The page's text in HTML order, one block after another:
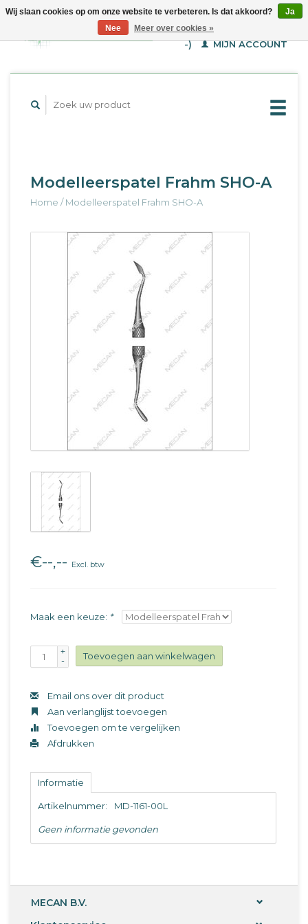
WINKELWAGEN (€--,-
-)
MIJN ACCOUNT
Modelleerspatel Frahm SHO-A
Home /Modelleerspatel Frahm SHO-A
€--,-- Excl. btw
Maak een keuze: *
+
-
Toevoegen aan winkelwagen
Email ons over dit product
Aan verlanglijst toevoegen
Toevoegen om te vergelijken
Afdrukken
Informatie
Artikelnummer: MD-1161-00L
Geen informatie gevonden
MECAN B.V.
Wij slaan cookies op om onze website te verbeteren. Is dat akkoord?
Ja
Nee
Meer over cookies »